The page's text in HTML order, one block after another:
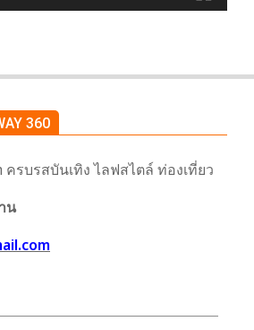
360
ครบรสบันเทิง ไลฟสไตล์ ท่องเที่ยว
น